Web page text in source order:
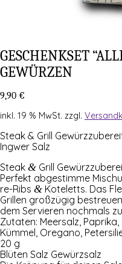
GESCHENK­SET
GEWÜRZEN
9,90 €
inkl. 19 % MwSt. zzgl.
Steak & Grill
Ingwer Salz
Steak & Grill
Per­fekt abge­stim­me
re-Ribs & Kote­letts. Das
Gril­len groß­zü­gig
dem Ser­vie­ren noch­mals
Zuta­ten: Meer­salz,
Küm­mel, Ore­ga­no,
20 g
Blü­ten Salz Gewürzsalz